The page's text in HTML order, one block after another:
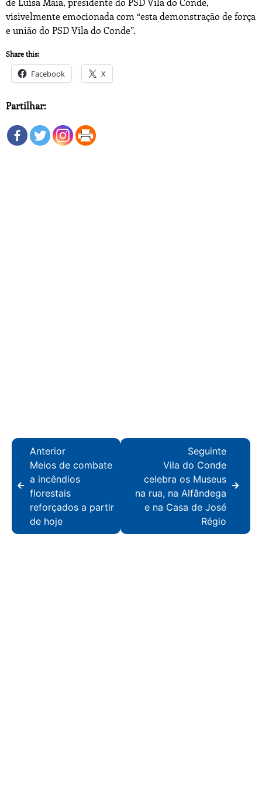
visivelmente emocionada com “esta demonstração de força
e união do PSD Vila do Conde”.
Share this:
Facebook X
Partilhar:
Anterior
Meios de combate
a incêndios
florestais
reforçados a partir
de hoje
Seguinte
Vila do Conde
celebra os Museus
na rua, na Alfândega
e na Casa de José
Régio